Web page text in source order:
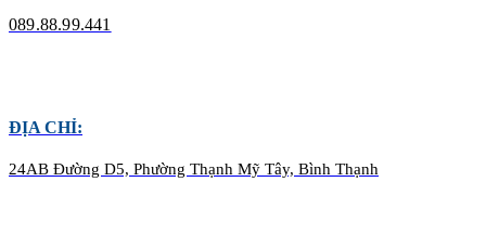
089.88.99.441
ĐỊA CHỈ:
24AB Đường D5, Phường Thạnh Mỹ Tây, Bình Thạnh